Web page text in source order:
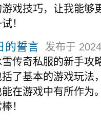
游戏技巧，让我能够
！
的誓言 发布于
传奇私服的新手攻
了基本的游戏玩法
能在游戏中有所作为
！